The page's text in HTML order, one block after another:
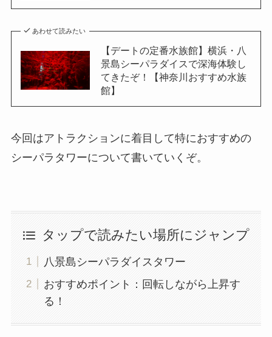
あわせて読みたい
【デートの定番水族館】横浜・八
景島シーパラダイスで深海体験し
てきたぞ！【神奈川おすすめ水族
館】
今回はアトラクションに着目して特におすすめの
シーパラタワーについて書いていくぞ。
タップで読みたい場所にジャンプ
八景島シーパラダイスタワー
おすすめポイント：回転しながら上昇す
る！